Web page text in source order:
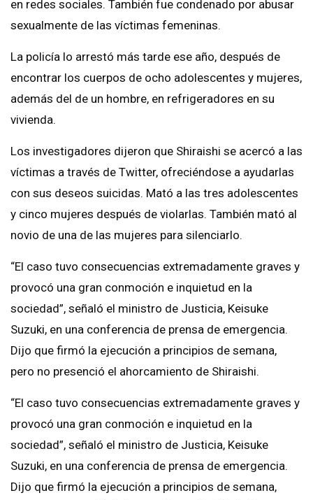
en redes sociales. También fue condenado por abusar
sexualmente de las víctimas femeninas.
La policía lo arrestó más tarde ese año, después de
encontrar los cuerpos de ocho adolescentes y mujeres,
además del de un hombre, en refrigeradores en su
vivienda.
Los investigadores dijeron que Shiraishi se acercó a las
víctimas a través de Twitter, ofreciéndose a ayudarlas
con sus deseos suicidas. Mató a las tres adolescentes
y cinco mujeres después de violarlas. También mató al
novio de una de las mujeres para silenciarlo.
“El caso tuvo consecuencias extremadamente graves y
provocó una gran conmoción e inquietud en la
sociedad”, señaló el ministro de Justicia, Keisuke
Suzuki, en una conferencia de prensa de emergencia.
Dijo que firmó la ejecución a principios de semana,
pero no presenció el ahorcamiento de Shiraishi.
“El caso tuvo consecuencias extremadamente graves y
provocó una gran conmoción e inquietud en la
sociedad”, señaló el ministro de Justicia, Keisuke
Suzuki, en una conferencia de prensa de emergencia.
Dijo que firmó la ejecución a principios de semana,